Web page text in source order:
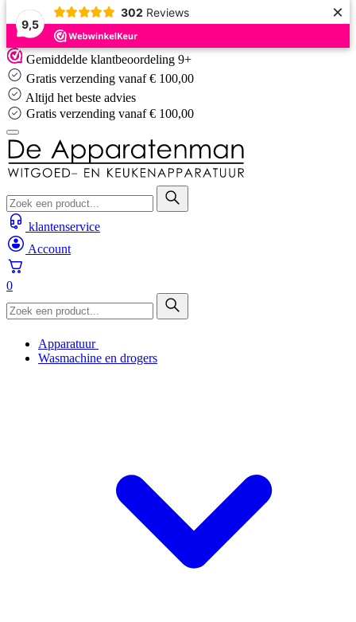
9,5
302 Reviews ×
Skip
to
content
Gemiddelde klantbeoordeling 9+
Gratis verzending vanaf € 100,00
Altijd het beste advies
Altijd het beste advies
klantenservice
Account
0
Apparatuur
Wasmachine en drogers